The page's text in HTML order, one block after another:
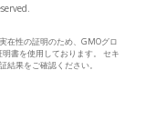
在性の証明のため、GMOグロ
書を使用しております。 セキ
結果をご確認ください。